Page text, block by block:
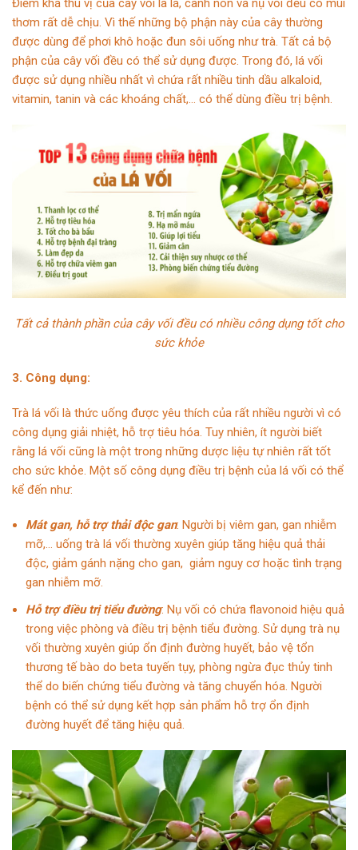
Điểm khá thú vị của cây vối là lá, cành non và nụ vối đều có mùi
thơm rất dễ chịu. Vì thế những bộ phận này của cây thường
được dùng để phơi khô hoặc đun sôi uống như trà. Tất cả bộ
phận của cây vối đều có thể sử dụng được. Trong đó, lá vối
được sử dụng nhiều nhất vì chứa rất nhiều tinh dầu alkaloid,
vitamin, tanin và các khoáng chất,… có thể dùng điều trị bệnh.
Tất cả thành phần của cây vối đều có nhiều công dụng tốt cho
sức khỏe
3. Công dụng:
Trà lá vối là thức uống được yêu thích của rất nhiều người vì có
công dụng giải nhiệt, hỗ trợ tiêu hóa. Tuy nhiên, ít người biết
rằng lá vối cũng là một trong những dược liệu tự nhiên rất tốt
cho sức khỏe. Một số công dụng điều trị bệnh của lá vối có thể
kể đến như:
Mát gan, hỗ trợ thải độc gan: Người bị viêm gan, gan nhiễm
mỡ,… uống trà lá vối thường xuyên giúp tăng hiệu quả thải
độc, giảm gánh nặng cho gan, giảm nguy cơ hoặc tình trạng
gan nhiễm mỡ.
Hỗ trợ điều trị tiểu đường: Nụ vối có chứa flavonoid hiệu quả
trong việc phòng và điều trị bệnh tiểu đường. Sử dụng trà nụ
vối thường xuyên giúp ổn định đường huyết, bảo vệ tổn
thương tế bào do beta tuyến tụy, phòng ngừa đục thủy tinh
thể do biến chứng tiểu đường và tăng chuyển hóa. Người
bệnh có thể sử dụng kết hợp sản phẩm hỗ trợ ổn định
đường huyết để tăng hiệu quả.